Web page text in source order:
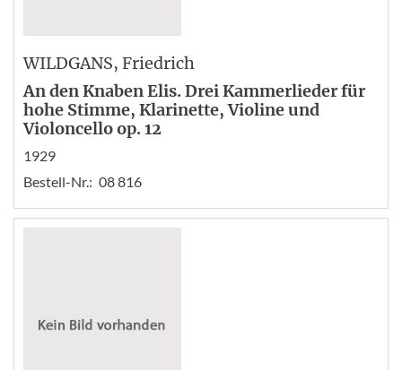
WILDGANS, Friedrich
An den Knaben Elis. Drei Kammerlieder für
hohe Stimme, Klarinette, Violine und
Violoncello op. 12
1929
Bestell-Nr.: 08 816